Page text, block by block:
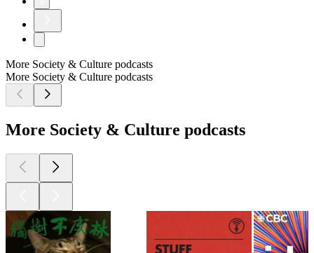
More Society & Culture podcasts
More Society & Culture podcasts
More Society & Culture podcasts